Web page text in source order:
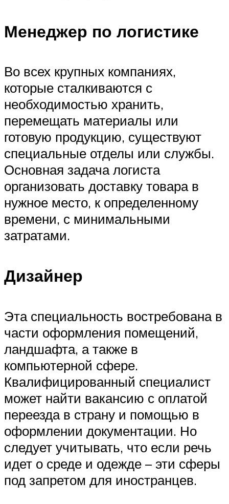
Менеджер по логистике
Во всех крупных компаниях,
которые сталкиваются с
необходимостью хранить,
перемещать материалы или
готовую продукцию, существуют
специальные отделы или службы.
Основная задача логиста
организовать доставку товара в
нужное место, к определенному
времени, с минимальными
затратами.
Дизайнер
Эта специальность востребована в
части оформления помещений,
ландшафта, а также в
компьютерной сфере.
Квалифицированный специалист
может найти вакансию с оплатой
переезда в страну и помощью в
оформлении документации. Но
следует учитывать, что если речь
идет о среде и одежде – эти сферы
под запретом для иностранцев.